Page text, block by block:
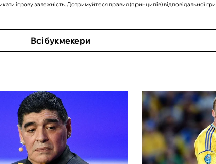
ігрову залежність. Дотримуйтеся правил (принципів) відповідальної гри
Всі букмекери